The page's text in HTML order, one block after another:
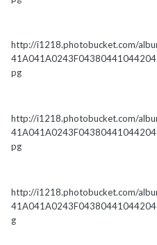
http://i1218.photobucket.com/
pg
http://i1218.photobucket.com/
pg
http://i1218.photobucket.com/
g